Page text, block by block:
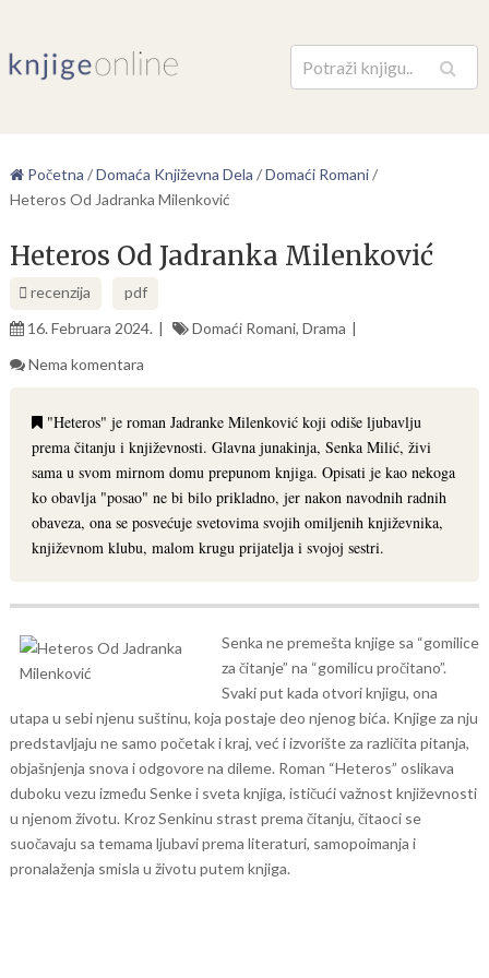
Pretraga
Početna /Domaća Književna Dela /Domaći Romani/
Heteros Od Jadranka Milenković
Heteros Od Jadranka Milenković
recenzija
pdf
16. Februara 2024.
Domaći Romani, Drama
Nema komentara
"Heteros" je roman Jadranke Milenković koji odiše ljubavlju
prema čitanju i književnosti. Glavna junakinja, Senka Milić, živi
sama u svom mirnom domu prepunom knjiga. Opisati je kao nekoga
ko obavlja "posao" ne bi bilo prikladno, jer nakon navodnih radnih
obaveza, ona se posvećuje svetovima svojih omiljenih književnika,
književnom klubu, malom krugu prijatelja i svojoj sestri.
Senka ne premešta knjige sa “gomilice
za čitanje” na “gomilicu pročitano”.
Svaki put kada otvori knjigu, ona
utapa u sebi njenu suštinu, koja postaje deo njenog bića. Knjige za nju
predstavljaju ne samo početak i kraj, već i izvorište za različita pitanja,
objašnjenja snova i odgovore na dileme. Roman “Heteros” oslikava
duboku vezu između Senke i sveta knjiga, ističući važnost književnosti
u njenom životu. Kroz Senkinu strast prema čitanju, čitaoci se
suočavaju sa temama ljubavi prema literaturi, samopoimanja i
pronalaženja smisla u životu putem knjiga.